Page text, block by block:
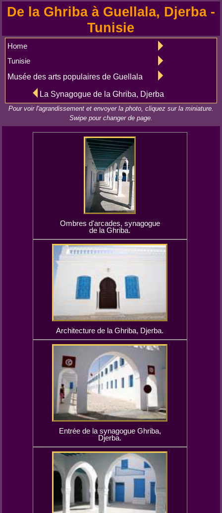
De la Ghriba à Guellala, Djerba -
Tunisie
Home
Tunisie
Musée des arts populaires de Guellala
La Synagogue de la Ghriba, Djerba
Pour voir l'agrandissement et envoyer la photo, cliquez sur la miniature.
Swipe pour changer de page.
Ombres d'arcades, synagogue
de la Ghriba.
Architecture de la Ghriba, Djerba.
Entrée de la synagogue Ghriba,
Djerba.